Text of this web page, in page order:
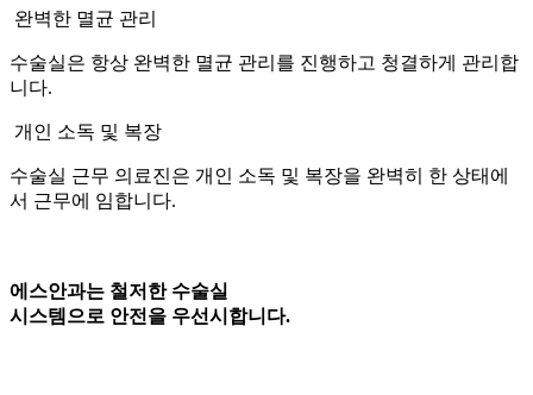
완벽한 멸균 관리
수술실은 항상 완벽한 멸균 관리를 진행하고 청결하게 관리합
니다.
개인 소독 및 복장
수술실 근무 의료진은 개인 소독 및 복장을 완벽히 한 상태에
서 근무에 임합니다.
에스안과는 철저한 수술실
시스템 으로 안전을 우선시합니다.